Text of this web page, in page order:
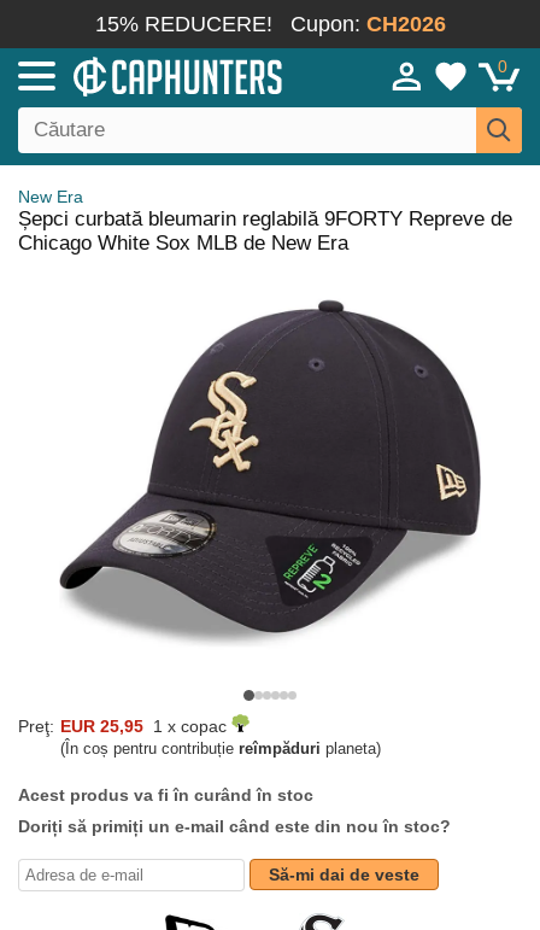
15% REDUCERE! Cupon: CH2026
0
New Era
Șepci curbată bleumarin reglabilă 9FORTY Repreve de
Chicago White Sox MLB de New Era
Preţ: EUR 25,95 1 x copac
(În coș pentru contribuție reîmpăduri planeta)
Acest produs va fi în curând în stoc
Doriți să primiți un e-mail când este din nou în stoc?
Să-mi dai de veste